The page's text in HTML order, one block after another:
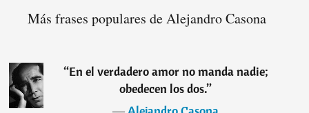
Más frases populares de Alejandro Casona
“En el verdadero amor no manda nadie;
obedecen los dos.”